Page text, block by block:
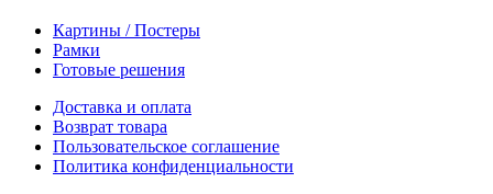
Картины / Постеры
Рамки
Готовые решения
Доставка и оплата
Возврат товара
Пользовательское соглашение
Политика конфиденциальности